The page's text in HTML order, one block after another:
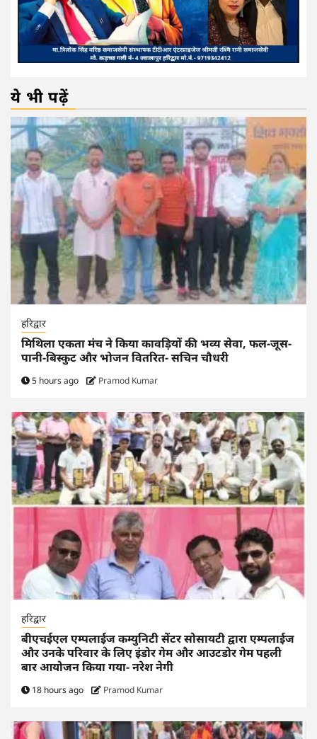
ये भी पढ़ें
हरिद्वार
मिथिला एकता मंच ने किया कावड़ियों की भव्य सेवा, फल-जूस-
पानी-बिस्कुट और भोजन वितरित- सचिन चौधरी
5 hours ago Pramod Kumar
हरिद्वार
बीएचईएल एम्पलाईज कम्युनिटी सेंटर सोसायटी द्वारा एम्पलाईज
और उनके परिवार के लिए इंडोर गेम और आउटडोर गेम पहली
बार आयोजन किया गया- नरेश नेगी
18 hours ago Pramod Kumar